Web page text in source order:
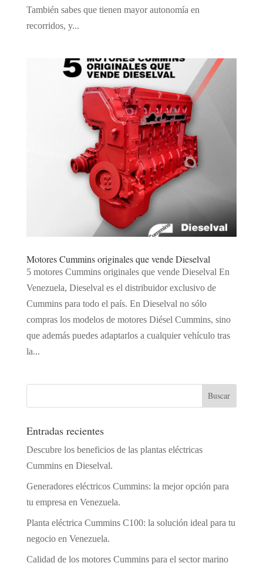
También sabes que tienen mayor autonomía en
recorridos, y...
Motores Cummins originales que vende Dieselval
5 motores Cummins originales que vende Dieselval En
Venezuela, Dieselval es el distribuidor exclusivo de
Cummins para todo el país. En Dieselval no sólo
compras los modelos de motores Diésel Cummins, sino
que además puedes adaptarlos a cualquier vehículo tras
la...
Entradas recientes
Descubre los beneficios de las plantas eléctricas
Cummins en Dieselval.
Generadores eléctricos Cummins: la mejor opción para
tu empresa en Venezuela.
Planta eléctrica Cummins C100: la solución ideal para tu
negocio en Venezuela.
Calidad de los motores Cummins para el sector marino